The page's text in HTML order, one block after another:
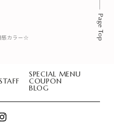
感カラー☆
SPECIAL MENU
COUPON
BLOG